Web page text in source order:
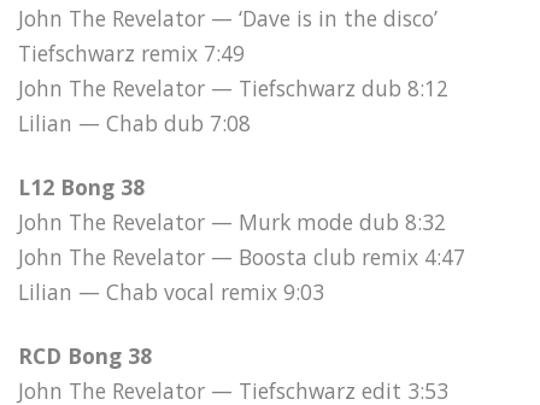
John The Revelator — ‘Dave is in the disco’
Tiefschwarz remix 7:49
John The Revelator — Tiefschwarz dub 8:12
Lilian — Chab dub 7:08
L12 Bong 38
John The Revelator — Murk mode dub 8:32
John The Revelator — Boosta club remix 4:47
Lilian — Chab vocal remix 9:03
RCD Bong 38
John The Revelator — Tiefschwarz edit 3:53